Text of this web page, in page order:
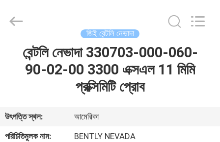
আমাদের
সম্পর্কে
জিই বেন্টলি নেভাদা
বেন্টলি নেভাদা 330703-000-060-
90-02-00 3300 এক্সএল 11 মিমি
প্রক্সিমিটি প্রোব
উৎপত্তি স্থল:
আমেরিকা
পরিচিতিমুলক নাম:
BENTLY NEVADA